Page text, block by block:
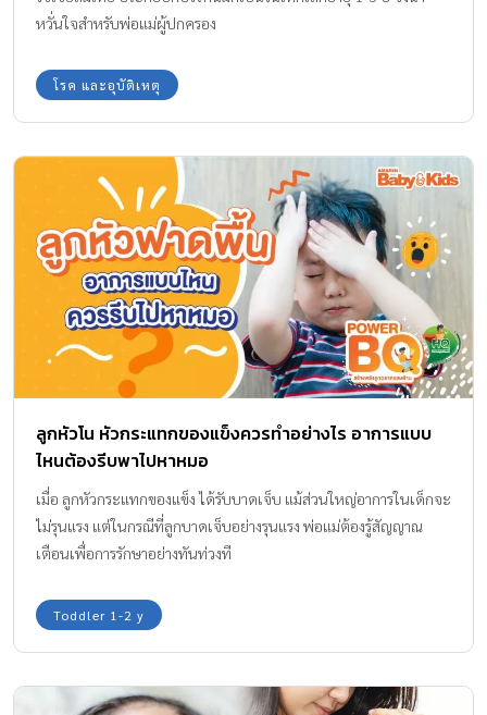
หวั่นใจสำหรับพ่อแม่ผู้ปกครอง
โรค และอุบัติเหตุ
ลูกหัวโน หัวกระแทกของแข็งควรทำอย่างไร อาการแบบ
ไหนต้องรีบพาไปหาหมอ
เมื่อ ลูกหัวกระแทกของแข็ง ได้รับบาดเจ็บ แม้ส่วนใหญ่อาการในเด็กจะ
ไม่รุนแรง แต่ในกรณีที่ลูกบาดเจ็บอย่างรุนแรง พ่อแม่ต้องรู้สัญญาณ
เตือนเพื่อการรักษาอย่างทันท่วงที
Toddler 1-2 y